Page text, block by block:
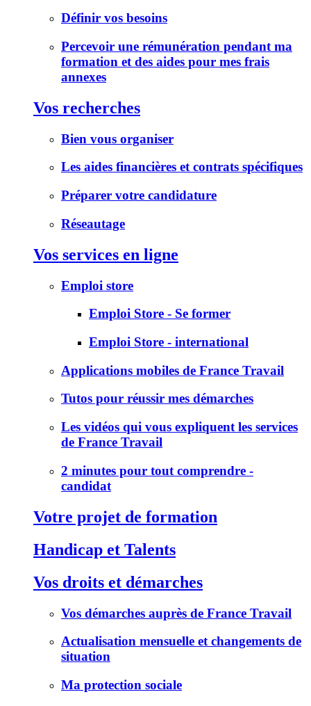
Définir vos besoins
Percevoir une rémunération pendant ma
formation et des aides pour mes frais
annexes
Vos recherches
Bien vous organiser
Les aides financières et contrats spécifiques
Préparer votre candidature
Réseautage
Vos services en ligne
Emploi store
Emploi Store - Se former
Emploi Store - international
Applications mobiles de France Travail
Tutos pour réussir mes démarches
Les vidéos qui vous expliquent les services
de France Travail
2 minutes pour tout comprendre -
candidat
Votre projet de formation
Handicap et Talents
Vos droits et démarches
Vos démarches auprès de France Travail
Actualisation mensuelle et changements de
situation
Ma protection sociale